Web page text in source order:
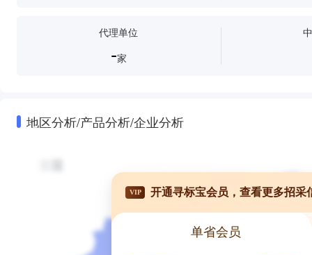
代理单位
-家
地区分析/产品分析/企业分析
VIP 开通寻标宝会员，查看更多招采
单省会员